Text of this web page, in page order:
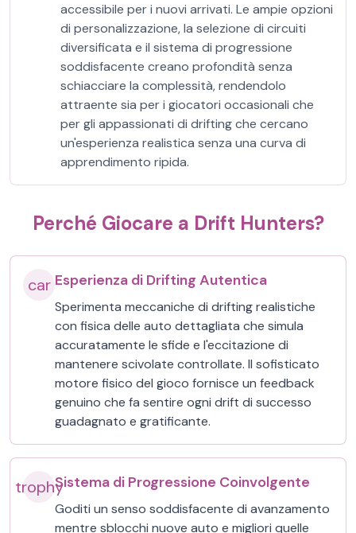
accessibile per i nuovi arrivati. Le ampie opzioni
di personalizzazione, la selezione di circuiti
diversificata e il sistema di progressione
soddisfacente creano profondità senza
schiacciare la complessità, rendendolo
attraente sia per i giocatori occasionali che
per gli appassionati di drifting che cercano
un'esperienza realistica senza una curva di
apprendimento ripida.
Perché Giocare a Drift Hunters?
car Esperienza di Drifting Autentica
Sperimenta meccaniche di drifting realistiche
con fisica delle auto dettagliata che simula
accuratamente le sfide e l'eccitazione di
mantenere scivolate controllate. Il sofisticato
motore fisico del gioco fornisce un feedback
genuino che fa sentire ogni drift di successo
guadagnato e gratificante.
trophySistema di Progressione Coinvolgente
Goditi un senso soddisfacente di avanzamento
mentre sblocchi nuove auto e migliori quelle